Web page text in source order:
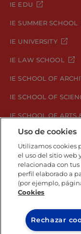
IE EDU
IE SUMMER SCHOOL
IE UNIVERSITY
IE LAW SCHOOL
IE SCHOOL OF
IE SCHOOL OF
IE SCHOOL OF ARTS
Aviso legal
Política de
Student
Uso de cookies
Utilizamos cookies
el uso del sitio web
relacionada con
perfil elaborado a
(por ejemplo,
Cookies
Rechazar